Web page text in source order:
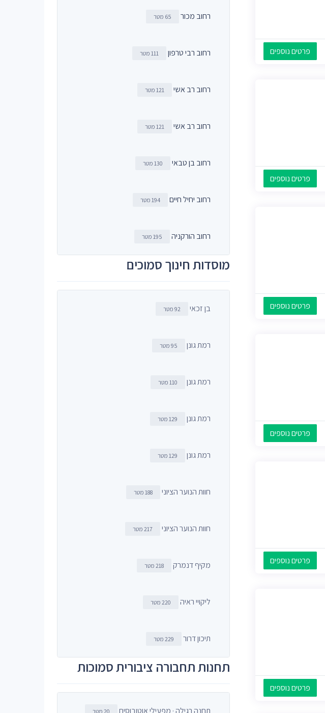
פרטים נוספים
פרטים נוספים
פרטים נוספים
פרטים נוספים
פרטים נוספים
פרטים נוספים
רחוב מכור 65 מטר
רחוב רבי טרפון 111 מטר
רחוב רב אשי 121 מטר
רחוב רב אשי 121 מטר
רחוב בן טבאי 130 מטר
רחוב יחיל חיים 194 מטר
רחוב הורקניה 195 מטר
מוסדות חינוך סמוכים
בן זכאי 92 מטר
רמת גונן 95 מטר
רמת גונן 110 מטר
רמת גונן 129 מטר
רמת גונן 129 מטר
חוות הנוער הציוני 188 מטר
חוות הנוער הציוני 217 מטר
מקיף דנמרק 218 מטר
ליקויי ראיה 220 מטר
תיכון דרור 229 מטר
תחנות תחבורה ציבורית סמוכות
תחנה רגילה · מפעילי אוטובוסים 20 מטר